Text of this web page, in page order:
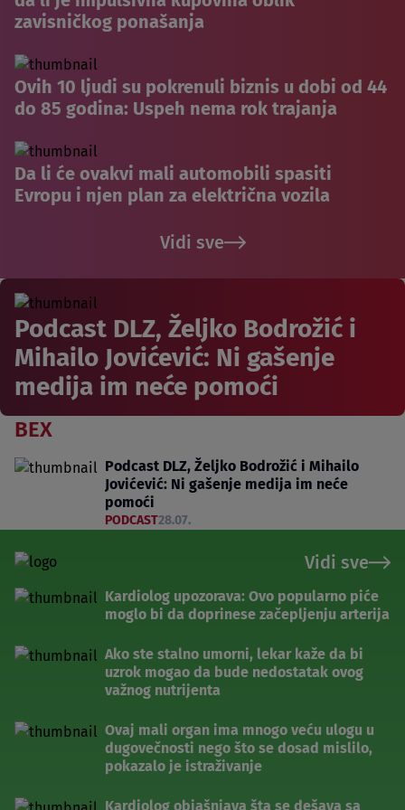
zavisničkog ponašanja
Ovih 10 ljudi su pokrenuli biznis u dobi od 44
do 85 godina: Uspeh nema rok trajanja
Da li će ovakvi mali automobili spasiti
Evropu i njen plan za električna vozila
Vidi sve
Podcast DLZ, Željko Bodrožić i
Mihailo Jovićević: Ni gašenje
medija im neće pomoći
BEX
Podcast DLZ, Željko Bodrožić i Mihailo
Jovićević: Ni gašenje medija im neće
pomoći
PODCAST28.07.
Vidi sve
Kardiolog upozorava: Ovo popularno piće
moglo bi da doprinese začepljenju arterija
Ako ste stalno umorni, lekar kaže da bi
uzrok mogao da bude nedostatak ovog
važnog nutrijenta
Ovaj mali organ ima mnogo veću ulogu u
dugovečnosti nego što se dosad mislilo,
pokazalo je istraživanje
Kardiolog objašnjava šta se dešava sa